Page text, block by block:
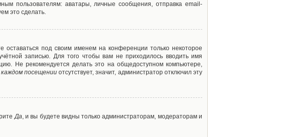
пользователям: аватары, личные сообщения, отправка email-
это сделать.
оставаться под своим именем на конференции только некоторое
записью. Для того чтобы вам не приходилось вводить имя
Не рекомендуется делать это на общедоступном компьютере,
посещенииотсутствует, значит, администратор отключил эту
Да, и вы будете видны только администраторам, модераторам и